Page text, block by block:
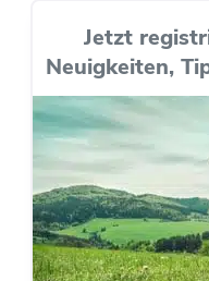
Jetzt
Neuigkeiten,